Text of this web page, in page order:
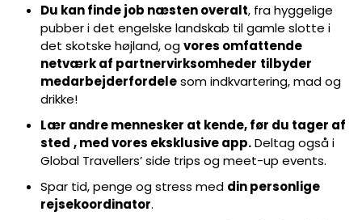
Du kan finde job næsten overalt, fra hyggelige
pubber i det engelske landskab til gamle slotte i
det skotske højland, ogvores omfattende
netværk af partnervirksomheder tilbyder
medarbejderfordelesom indkvartering, mad og
drikke!
Lær andre mennesker at kende, før du tager af
sted , med vores eksklusive app.Deltag også i
Global Travellers’ side trips og meet-up events.
Spar tid, penge og stress med din personlige
rejsekoordinator.